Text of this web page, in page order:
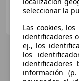
DOMINGO ALONSO
seleccionar la
Las cookies,
identificadores
ej., los
los
identificadores
información